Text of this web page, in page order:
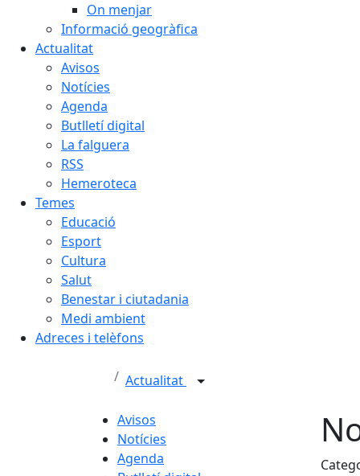
On menjar
Informació geogràfica
Actualitat
Avisos
Notícies
Agenda
Butlletí digital
La falguera
RSS
Hemeroteca
Temes
Educació
Esport
Cultura
Salut
Benestar i ciutadania
Medi ambient
Adreces i telèfons
Actualitat
Avisos
Notícies
Agenda